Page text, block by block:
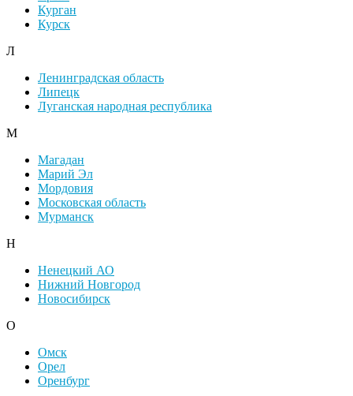
Курган
Курск
Л
Ленинградская область
Липецк
Луганская народная республика
М
Магадан
Марий Эл
Мордовия
Московская область
Мурманск
Н
Ненецкий АО
Нижний Новгород
Новосибирск
О
Омск
Орел
Оренбург